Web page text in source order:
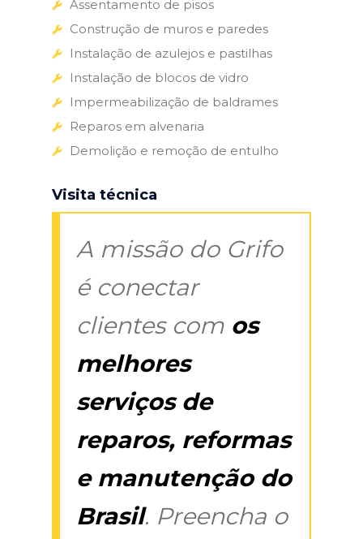
Assentamento de pisos
Construção de muros e paredes
Instalação de azulejos e pastilhas
Instalação de blocos de vidro
Impermeabilização de baldrames
Reparos em alvenaria
Demolição e remoção de entulho
Visita técnica
A missão do Grifo
é conectar
clientes com os
melhores
serviços de
reparos, reformas
e manutenção do
Brasil. Preencha o